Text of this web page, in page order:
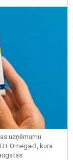
uzņēmumu
Omega-3, kura